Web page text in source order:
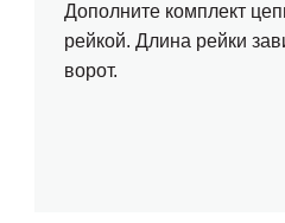
Дополните комплект
рейкой. Длина рейки
ворот.